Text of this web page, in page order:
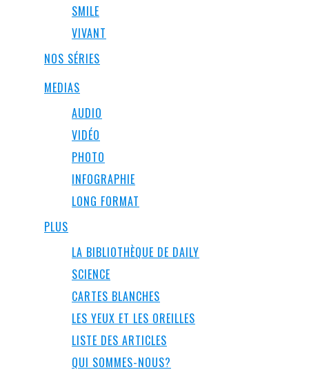
SMILE
VIVANT
NOS SÉRIES
MEDIAS
AUDIO
VIDÉO
PHOTO
INFOGRAPHIE
LONG FORMAT
PLUS
LA BIBLIOTHÈQUE DE DAILY
SCIENCE
CARTES BLANCHES
LES YEUX ET LES OREILLES
LISTE DES ARTICLES
QUI SOMMES-NOUS?